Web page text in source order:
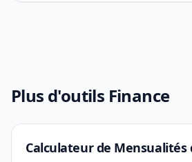
Plus d'outils Finance
Calculateur de Mensualités